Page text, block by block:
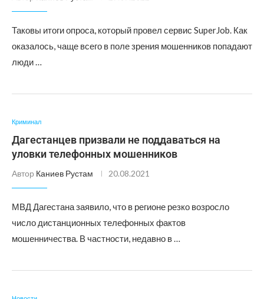
Таковы итоги опроса, который провел сервис SuperJob. Как
оказалось, чаще всего в поле зрения мошенников попадают
люди …
Криминал
Дагестанцев призвали не поддаваться на
уловки телефонных мошенников
Автор Каниев Рустам 20.08.2021
МВД Дагестана заявило, что в регионе резко возросло
число дистанционных телефонных фактов
мошенничества. В частности, недавно в …